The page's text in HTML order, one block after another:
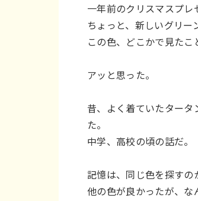
一年前のクリスマスプレ
ちょっと、新しいグリー
この色、どこかで見たこ
アッと思った。
昔、よく着ていたター
た。
中学、高校の頃の話だ。
記憶は、同じ色を探すの
他の色が良かったが、な